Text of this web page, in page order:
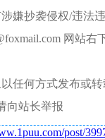
嫌抄袭侵权/违法
网站
任何方式发布或
向站长举报
post/